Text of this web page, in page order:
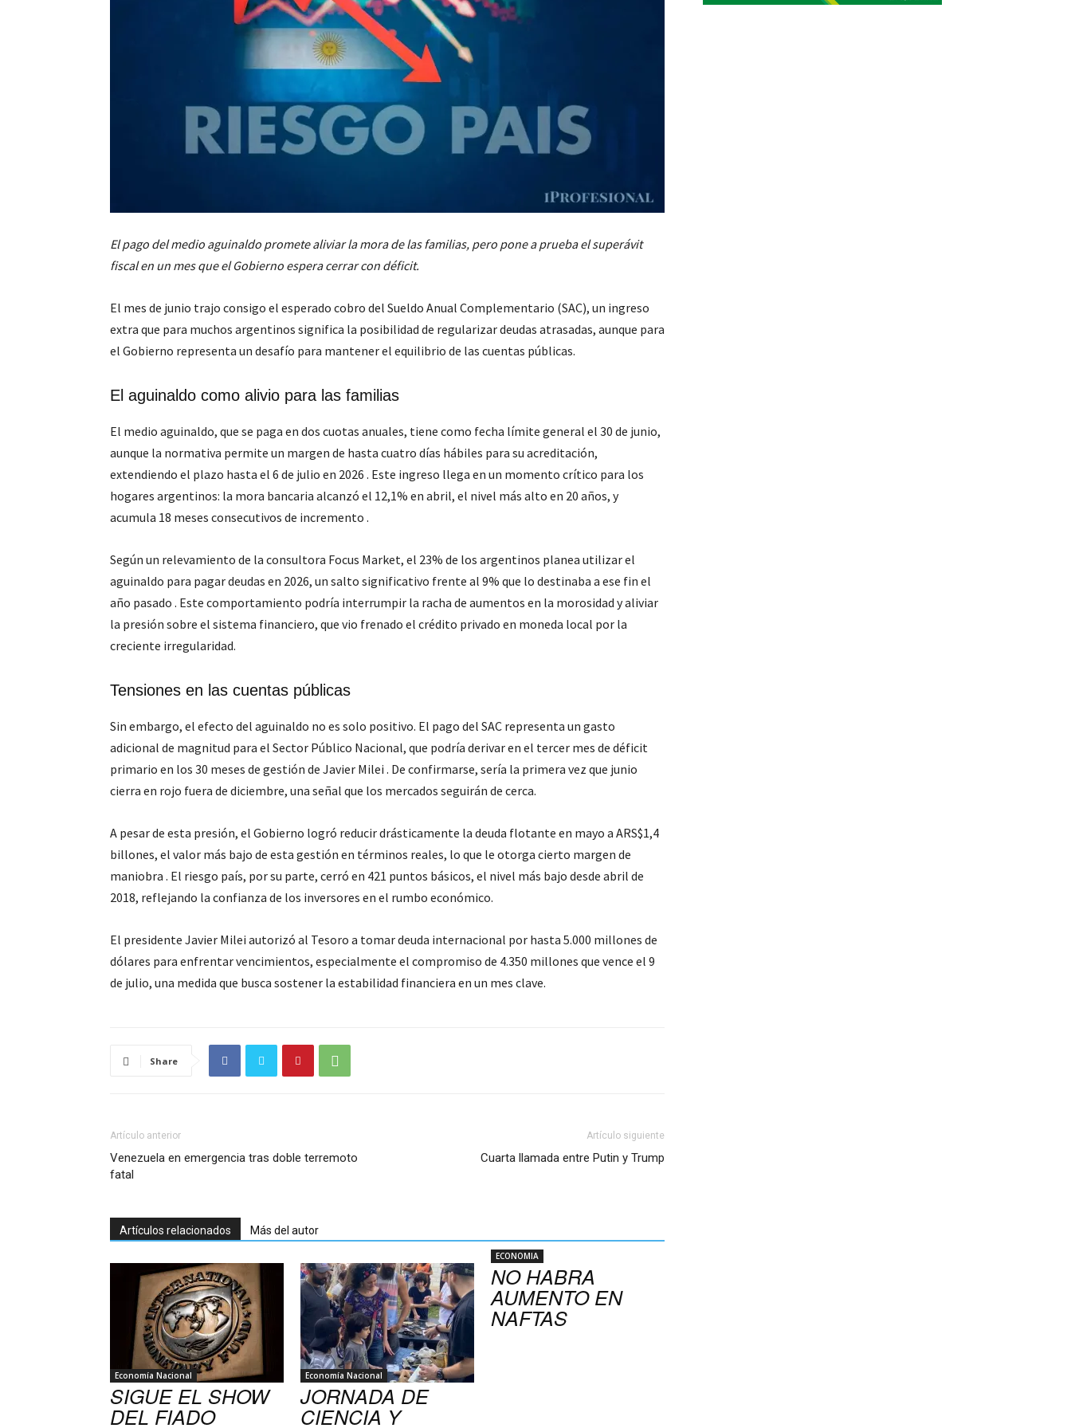
El pago del medio aguinaldo promete aliviar la mora de las familias, pero pone a prueba el superávit
fiscal en un mes que el Gobierno espera cerrar con déficit.
El mes de junio trajo consigo el esperado cobro del Sueldo Anual Complementario (SAC), un ingreso
extra que para muchos argentinos significa la posibilidad de regularizar deudas atrasadas, aunque para
el Gobierno representa un desafío para mantener el equilibrio de las cuentas públicas.
El aguinaldo como alivio para las familias
El medio aguinaldo, que se paga en dos cuotas anuales, tiene como fecha límite general el 30 de junio,
aunque la normativa permite un margen de hasta cuatro días hábiles para su acreditación,
extendiendo el plazo hasta el 6 de julio en 2026 . Este ingreso llega en un momento crítico para los
hogares argentinos: la mora bancaria alcanzó el 12,1% en abril, el nivel más alto en 20 años, y
acumula 18 meses consecutivos de incremento .
Según un relevamiento de la consultora Focus Market, el 23% de los argentinos planea utilizar el
aguinaldo para pagar deudas en 2026, un salto significativo frente al 9% que lo destinaba a ese fin el
año pasado . Este comportamiento podría interrumpir la racha de aumentos en la morosidad y aliviar
la presión sobre el sistema financiero, que vio frenado el crédito privado en moneda local por la
creciente irregularidad.
Tensiones en las cuentas públicas
Sin embargo, el efecto del aguinaldo no es solo positivo. El pago del SAC representa un gasto
adicional de magnitud para el Sector Público Nacional, que podría derivar en el tercer mes de déficit
primario en los 30 meses de gestión de Javier Milei . De confirmarse, sería la primera vez que junio
cierra en rojo fuera de diciembre, una señal que los mercados seguirán de cerca.
A pesar de esta presión, el Gobierno logró reducir drásticamente la deuda flotante en mayo a ARS$1,4
billones, el valor más bajo de esta gestión en términos reales, lo que le otorga cierto margen de
maniobra . El riesgo país, por su parte, cerró en 421 puntos básicos, el nivel más bajo desde abril de
2018, reflejando la confianza de los inversores en el rumbo económico.
El presidente Javier Milei autorizó al Tesoro a tomar deuda internacional por hasta 5.000 millones de
dólares para enfrentar vencimientos, especialmente el compromiso de 4.350 millones que vence el 9
de julio, una medida que busca sostener la estabilidad financiera en un mes clave.
Share
Artículo anterior
Venezuela en emergencia tras doble terremoto
fatal
Artículo siguiente
Cuarta llamada entre Putin y Trump
Artículos relacionados Más del autor
Economía Nacional
SIGUE EL SHOW
DEL FIADO
Economía Nacional
JORNADA DE
CIENCIA Y
ECONOMIA
NO HABRA
AUMENTO EN
NAFTAS